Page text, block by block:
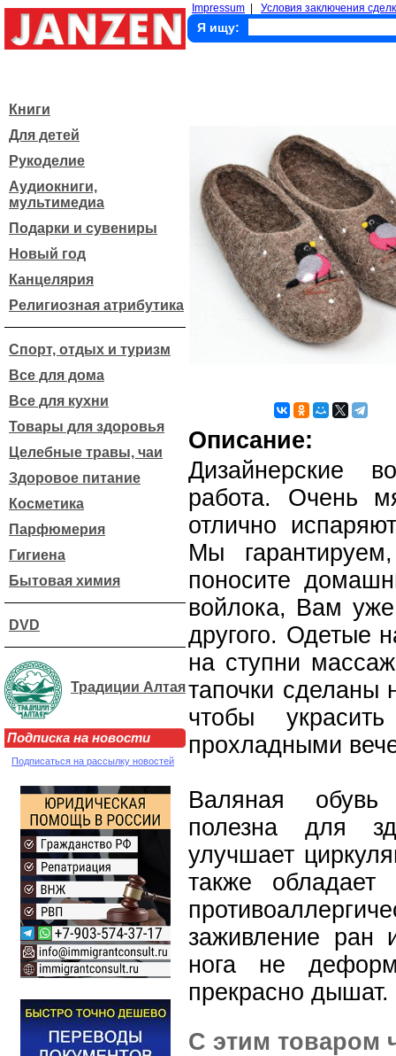
Impressum Условия заключения
Я ищу:
Книги
Для детей
Рукоделие
Аудиокниги,
мультимедиа
Подарки и сувениры
Новый год
Канцелярия
Религиозная атрибутика
Спорт, отдых и туризм
Все для дома
Все для кухни
Товары для здоровья
Целебные травы, чаи
Здоровое питание
Косметика
Парфюмерия
Гигиена
Бытовая химия
DVD
Традиции Алтая
Подписка на новости
Подписаться на рассылку новостей
Описание:
Дизайнерские
работа. Очень
отлично
Мы
поносите
войлока, Вам уже
другого. Одетые
на ступни
тапочки сделаны
чтобы
прохладными
Валяная
полезна для
улучшает
также обладает
заживление ран
нога не
прекрасно дышат.
С этим товаром